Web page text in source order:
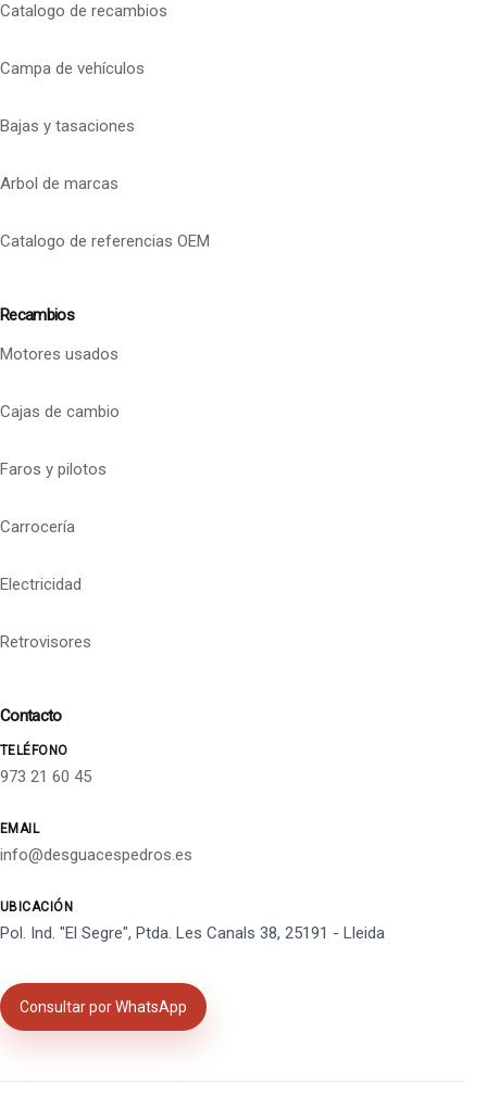
Catalogo de recambios
Campa de vehículos
Bajas y tasaciones
Arbol de marcas
Catalogo de referencias OEM
Recambios
Motores usados
Cajas de cambio
Faros y pilotos
Carrocería
Electricidad
Retrovisores
Contacto
TELÉFONO
973 21 60 45
EMAIL
info@desguacespedros.es
UBICACIÓN
Pol. Ind. "El Segre", Ptda. Les Canals 38, 25191 - Lleida
Consultar por WhatsApp